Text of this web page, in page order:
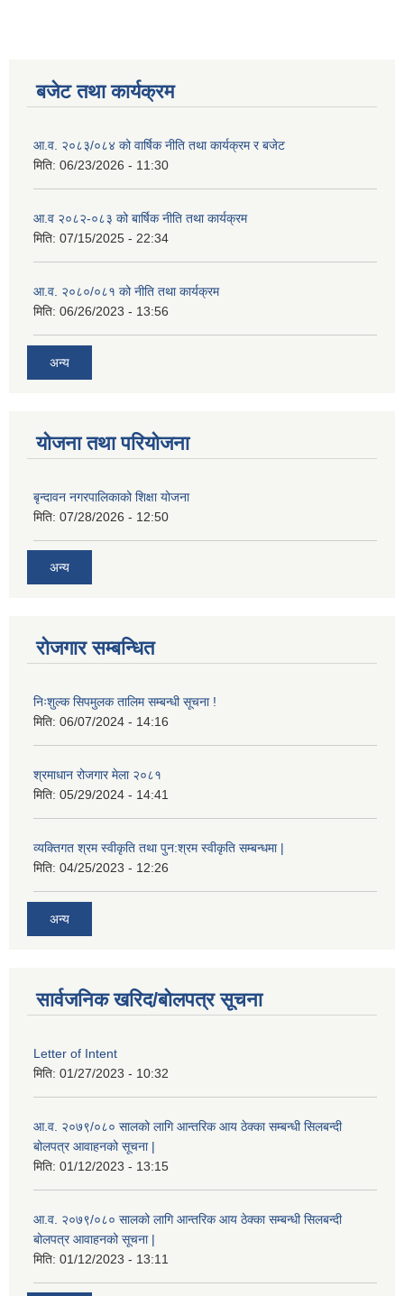
बजेट तथा कार्यक्रम
आ.व. २०८३/०८४ को वार्षिक नीति तथा कार्यक्रम र बजेट
मिति: 06/23/2026 - 11:30
आ.व २०८२-०८३ को बार्षिक नीति तथा कार्यक्रम
मिति: 07/15/2025 - 22:34
आ.व. २०८०/०८१ को नीति तथा कार्यक्रम
मिति: 06/26/2023 - 13:56
अन्य
योजना तथा परियोजना
बृन्दावन नगरपालिकाको शिक्षा योजना
मिति: 07/28/2026 - 12:50
अन्य
रोजगार सम्बन्धित
निःशुल्क सिपमुलक तालिम सम्बन्धी सूचना !
मिति: 06/07/2024 - 14:16
श्रमाधान रोजगार मेला २०८१
मिति: 05/29/2024 - 14:41
व्यक्तिगत श्रम स्वीकृति तथा पुन:श्रम स्वीकृति सम्बन्धमा |
मिति: 04/25/2023 - 12:26
अन्य
सार्वजनिक खरिद/बोलपत्र सूचना
Letter of Intent
मिति: 01/27/2023 - 10:32
आ.व. २०७९/०८० सालको लागि आन्तरिक आय ठेक्का सम्बन्धी सिलबन्दी
बोलपत्र आवाहनको सूचना |
मिति: 01/12/2023 - 13:15
आ.व. २०७९/०८० सालको लागि आन्तरिक आय ठेक्का सम्बन्धी सिलबन्दी
बोलपत्र आवाहनको सूचना |
मिति: 01/12/2023 - 13:11